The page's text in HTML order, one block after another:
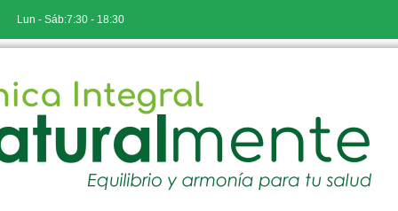
Lun - Sáb:7:30 - 18:30